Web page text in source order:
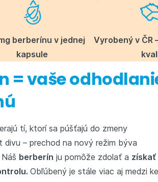
berberínu v jednej
kapsule
Vyrobený v ČR
= vaše
tí, ktorí sa púšťajú do zmeny
divu – prechod na nový režim býva
berberín ju pomôže zdolať a získať
Obľúbený je stále viac aj medzi